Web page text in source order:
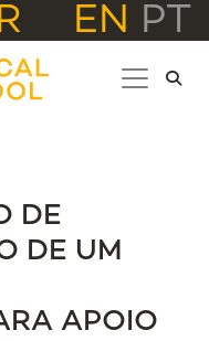
EN PT
DE
DE UM
APOIO